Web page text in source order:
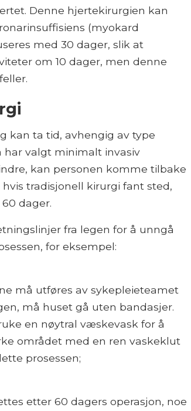
Denne hjertekirurgien kan
(myokard
med 30 dager, slik at
om 10 dager, men denne
kan ta tid, avhengig av type
har valgt minimalt invasiv
kan personen komme tilbake
tradisjonell kirurgi fant sted,
dager.
fra legen for å unngå
for eksempel:
må utføres av sykepleieteamet
må huset gå uten bandasjer.
en nøytral væskevask for å
området med en ren vaskeklut
prosessen;
etter 60 dagers operasjon, noe